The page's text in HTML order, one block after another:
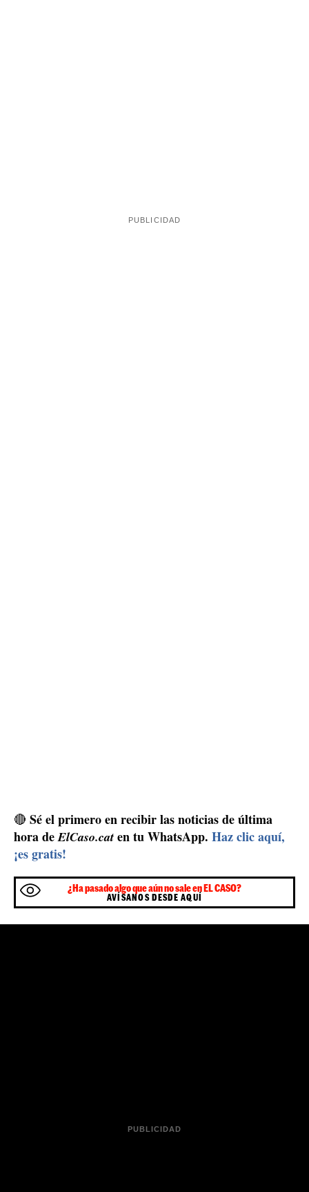
🔴 Sé el primero en recibir las noticias de última
hora deElCaso.cat en tu WhatsApp. Haz clic aquí,
¡es gratis!
¿Ha pasado algo que aún no sale en EL CASO?
AVÍSANOS DESDE AQUÍ